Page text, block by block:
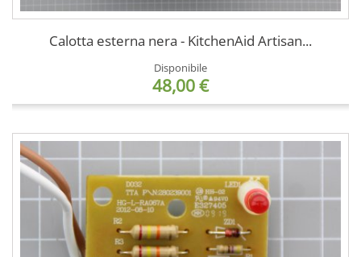
Calotta esterna nera - KitchenAid Artisan...
Disponibile
48,00 €